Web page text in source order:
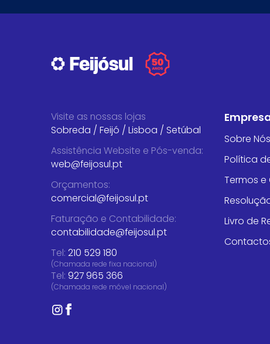
Visite as nossas lojas
Sobreda / Feijó / Lisboa / Setúbal
Assistência Website e Pós-venda:
web@feijosul.pt
Orçamentos:
comercial@feijosul.pt
Faturação e Contabilidade:
contabilidade@feijosul.pt
Tel: 210 529 180
(Chamada rede fixa nacional)
Tel: 927 965 366
(Chamada rede móvel nacional)
Sobre Nós
Política
Termos
Livro de